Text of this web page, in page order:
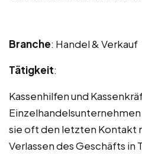
Branche: Handel & Verkauf
Tätigkeit:
Kassenhilfen und
sie oft den letzten Kontakt
Verlassen des Geschäfts in